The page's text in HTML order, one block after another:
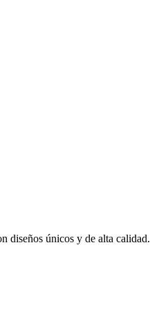
diseños únicos y de alta calidad.